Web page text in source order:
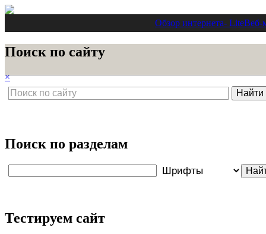
Обзор интернета- LiteВеб-
Поиск по сайту
×
Поиск по разделам
Тестируем сайт